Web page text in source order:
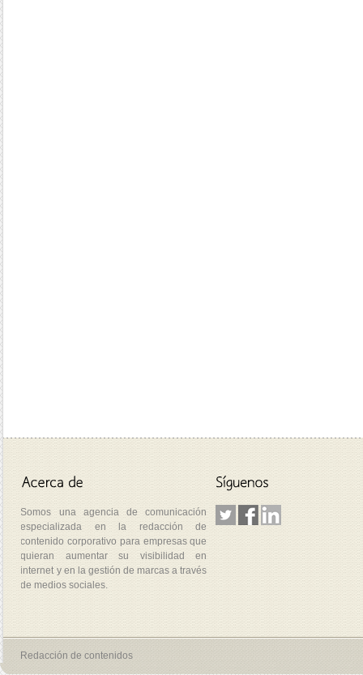
Somos una agencia de comunicación
especializada en la redacción de
contenido corporativo para empresas que
quieran aumentar su visibilidad en
internet y en la gestión de marcas a través
de medios sociales.
Redacción de contenidos